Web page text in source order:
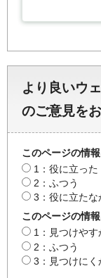
より良いウ
のご意見を
このページの情
1：役に立った
2：ふつう
3：役に立たな
このページの情
1：見つけやす
2：ふつう
3：見つけにく